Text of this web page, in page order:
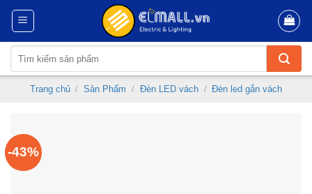
Skip
content
kiếm:
Trang chủ / Sản Phẩm / Đèn LED vách / Đèn led gắn vách
-43%